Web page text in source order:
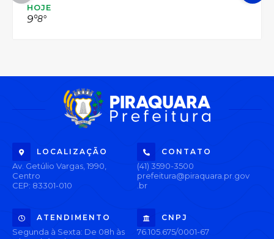
HOJE
9°8°
LOCALIZAÇÃO
Av. Getúlio Vargas, 1990,
Centro
CEP: 83301-010
CONTATO
(41) 3590-3500
prefeitura@piraquara.pr.gov
.br
ATENDIMENTO
Segunda à Sexta: De 08h às
CNPJ
76.105.675/0001-67